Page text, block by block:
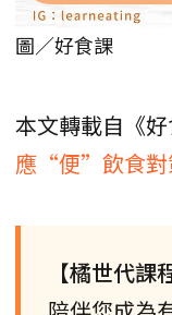
圖／好食課
本文轉載自《
應“便”飲食對
【橘世代課